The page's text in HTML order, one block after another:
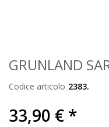
GRUNLAND
Codice articolo 2383.
33,90 € *